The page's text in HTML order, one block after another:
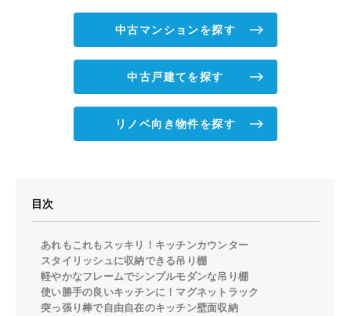
中古マンションを探す
中古戸建てを探す
リノベ向き物件を探す
目次
あれもこれもスッキリ！キッチンカウンター
スタイリッシュに収納できる吊り棚
軽やかなフレームでシンプルモダンな吊り棚
使い勝手の良いキッチンに！マグネットラック
突っ張り棒で自由自在のキッチン壁面収納